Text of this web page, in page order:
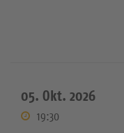
05. Okt. 2026
19:30